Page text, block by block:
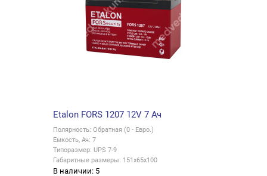
Etalon FORS 1207 12V 7 Ач
Полярность: Обратная (0 - Евро.)
Емкость, Ач: 7
Типоразмер: UPS 7-9
Габаритные размеры: 151x65x100
В наличии: 5